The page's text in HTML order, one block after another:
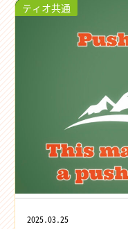
ティオ共通
2025.03.25